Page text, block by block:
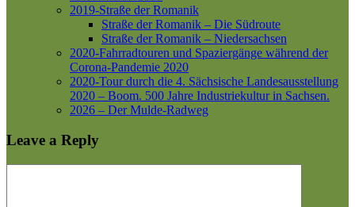
2019-Straße der Romanik
Straße der Romanik – Die Südroute
Straße der Romanik – Niedersachsen
2020-Fahrradtouren und Spaziergänge während der
Corona-Pandemie 2020
2020-Tour durch die 4. Sächsische Landesausstellung
2020 – Boom. 500 Jahre Industriekultur in Sachsen.
2026 – Der Mulde-Radweg
Leave a Reply